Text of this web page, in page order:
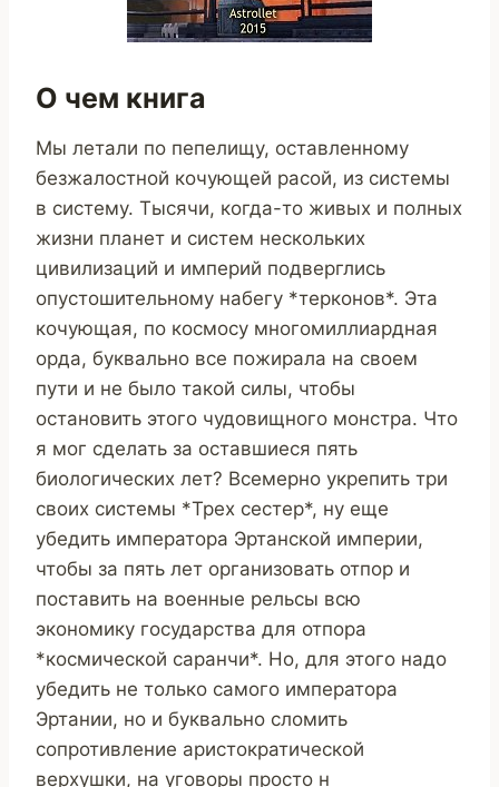
О чем книга
Мы летали по пепелищу, оставленному
безжалостной кочующей расой, из системы
в систему. Тысячи, когда-то живых и полных
жизни планет и систем нескольких
цивилизаций и империй подверглись
опустошительному набегу *терконов*. Эта
кочующая, по космосу многомиллиардная
орда, буквально все пожирала на своем
пути и не было такой силы, чтобы
остановить этого чудовищного монстра. Что
я мог сделать за оставшиеся пять
биологических лет? Всемерно укрепить три
своих системы *Трех сестер*, ну еще
убедить императора Эртанской империи,
чтобы за пять лет организовать отпор и
поставить на военные рельсы всю
экономику государства для отпора
*космической саранчи*. Но, для этого надо
убедить не только самого императора
Эртании, но и буквально сломить
сопротивление аристократической
верхушки, на уговоры просто н